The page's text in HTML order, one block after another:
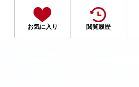
お気に入り 閲覧履歴